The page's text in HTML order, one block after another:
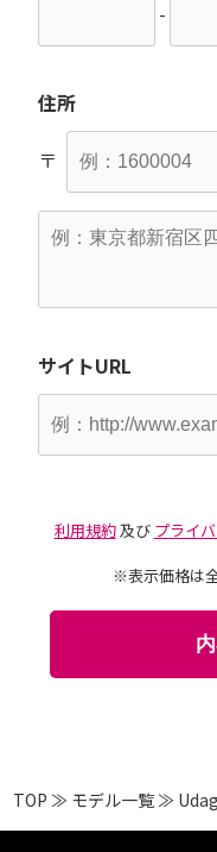
-
住所
〒
サイトURL
利用規約及び プライ
※表示価格は
TOP ≫ モデル一覧 ≫